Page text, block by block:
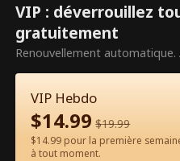
Ce sont des
Débloquez
Regarder
VIP : déverrouillez
gratuitement
Renouvellement
VIP Hebdo
$14.99 $19.99
$14.99 pour la première
à tout moment.